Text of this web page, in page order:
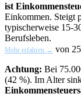
ist
Einkommen. Steigt
typischerweise 15-
Berufsleben.
Mehr erfahren → von
Achtung: Bei
(42 %). Im Alter